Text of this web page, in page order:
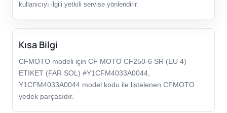
kullanıcıyı ilgili yetkili servise yönlendirir.
Kısa Bilgi
CFMOTO modeli için CF MOTO CF250-6 SR (EU 4)
ETIKET (FAR SOL) #Y1CFM4033A0044,
Y1CFM4033A0044 model kodu ile listelenen CFMOTO
yedek parçasıdır.